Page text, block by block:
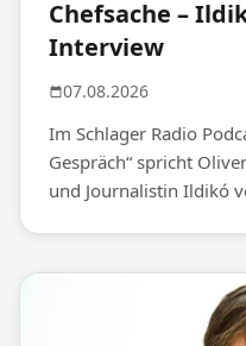
Chefsache –
Interview
07.08.2026
Im Schlager Radio
Gespräch“ spricht
und Journalistin Ildikó